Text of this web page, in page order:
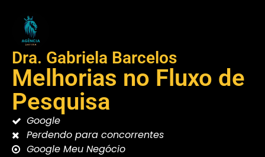
Dra. Gabriela Barcelos
Melhorias no Fluxo de
Pesquisa
Google
Perdendo para concorrentes
Google Meu Negócio